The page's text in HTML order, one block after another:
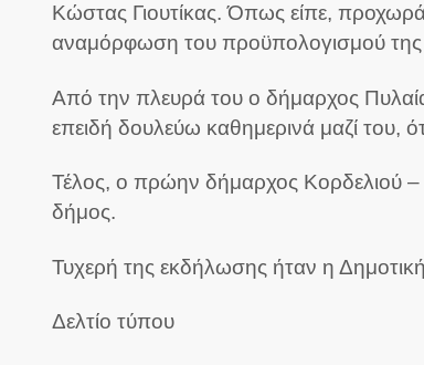
Κώστας Γιουτίκας. Όπως είπε,
αναμόρφωση του προϋπολογισμού της
Από την πλευρά του ο δήμαρχος
επειδή δουλεύω καθημερινά μαζί του,
Τέλος, ο πρώην δήμαρχος Κορδελιού –
δήμος.
Τυχερή της εκδήλωσης ήταν η
Δελτίο τύπου